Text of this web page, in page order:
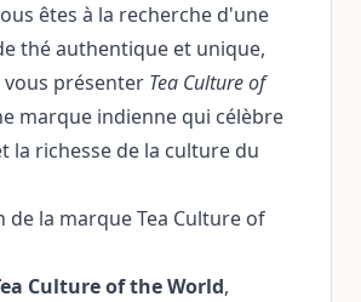
êtes à la recherche d'une
thé authentique et unique,
vous présenter Tea Culture of
marque indienne qui célèbre
la richesse de la culture du
de la marque Tea Culture of
Culture of the World,